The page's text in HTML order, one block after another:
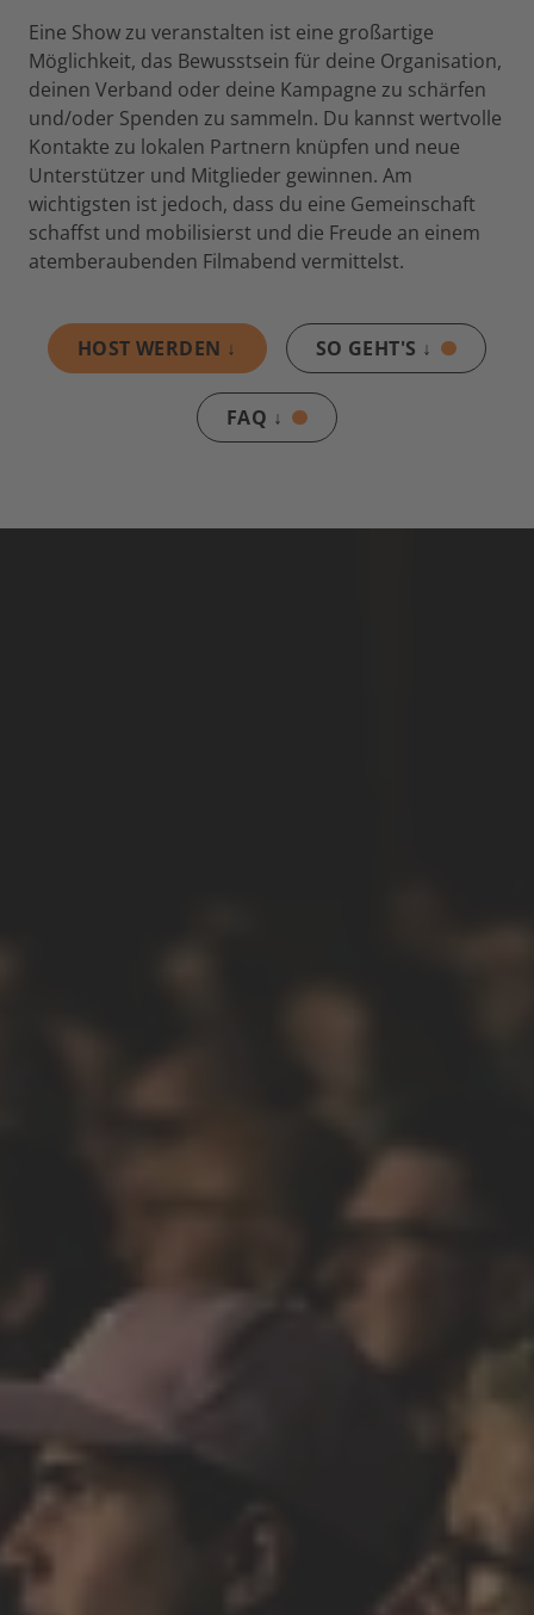
Eine Show zu veranstalten ist eine großartige
Möglichkeit, das Bewusstsein für deine Organisation,
deinen Verband oder deine Kampagne zu schärfen
und/oder Spenden zu sammeln. Du kannst wertvolle
Kontakte zu lokalen Partnern knüpfen und neue
Unterstützer und Mitglieder gewinnen. Am
wichtigsten ist jedoch, dass du eine Gemeinschaft
schaffst und mobilisierst und die Freude an einem
atemberaubenden Filmabend vermittelst.
HOST WERDEN ↓ SO GEHT'S ↓
FAQ ↓